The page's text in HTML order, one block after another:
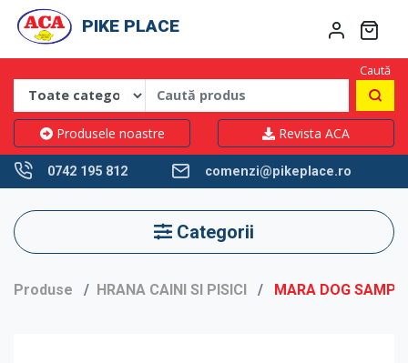
PIKE PLACE
Caută
Produsele noastre Revista ACA
0742 195 812 comenzi@pikeplace.ro
Categorii
Produse HRANA CAINI SI PISICI MARA DOG